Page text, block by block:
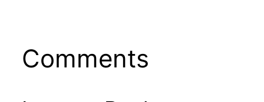
Comments